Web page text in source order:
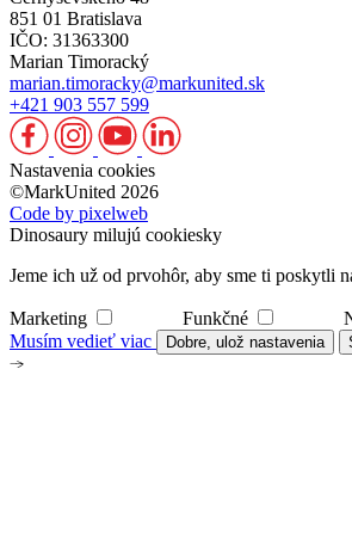
851 01 Bratislava
IČO: 31363300
Marian Timoracký
marian.timoracky@markunited.sk
+421 903 557 599
Nastavenia cookies
©MarkUnited 2026
Code by pixelweb
Dinosaury milujú cookiesky
Jeme ich už od prvohôr, aby sme ti poskytli
Marketing Funkčné
Musím vedieť viac
Dobre, ulož nastavenia